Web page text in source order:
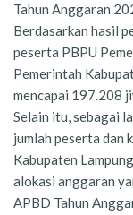
Tahun Anggaran
Berdasarkan hasil
peserta PBPU
Pemerintah
mencapai 197.208
Selain itu, sebagai
jumlah peserta dan
Kabupaten
alokasi anggaran
APBD Tahun